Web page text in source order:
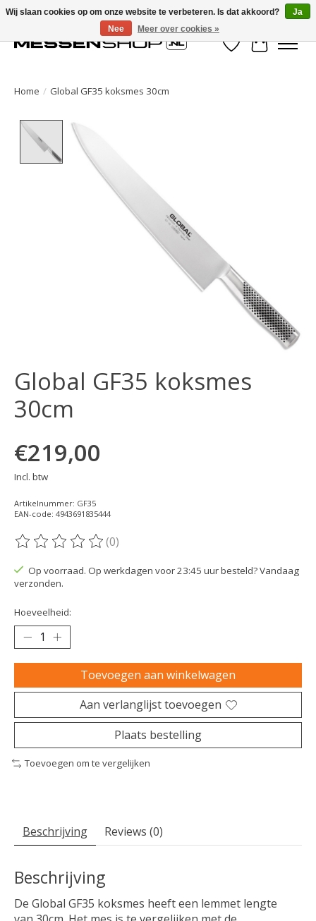
Verlanglijst
Home / Global GF35 koksmes 30cm
Product image slideshow Items
Global GF35 koksmes
30cm
€219,00
Incl. btw
Artikelnummer: GF35
EAN-code: 4943691835444
De beoordeling van dit product is
(0)
Op voorraad. Op werkdagen voor 23:45 uur besteld? Vandaag
verzonden.
Hoeveelheid:
Toevoegen aan winkelwagen
Aan verlanglijst toevoegen
Plaats bestelling
Toevoegen om te vergelijken
Beschrijving Reviews (0)
Beschrijving
De Global GF35 koksmes heeft een lemmet lengte
Wij slaan cookies op om onze website te verbeteren. Is dat akkoord?
Ja
Nee
Meer over cookies »